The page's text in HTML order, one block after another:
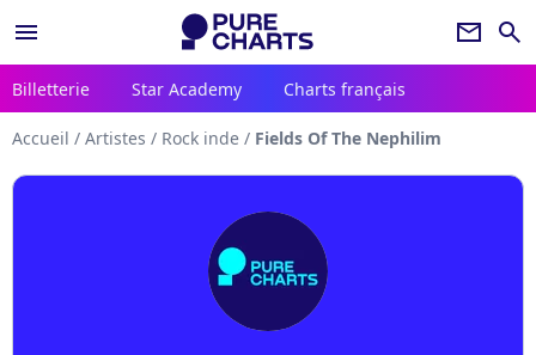
menu newsletter search
Billetterie Star Academy Charts français
Accueil / Artistes / Rock inde / Fields Of The Nephilim